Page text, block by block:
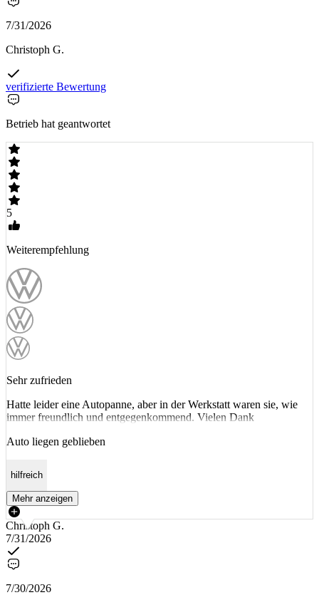
7/31/2026
Christoph G.
verifizierte Bewertung
Betrieb hat geantwortet
5
Weiterempfehlung
Sehr zufrieden
Hatte leider eine Autopanne, aber in der Werkstatt waren sie, wie
immer freundlich und entgegenkommend. Vielen Dank
Auto liegen geblieben
hilfreich
Mehr anzeigen
Christoph G.
7/31/2026
7/30/2026